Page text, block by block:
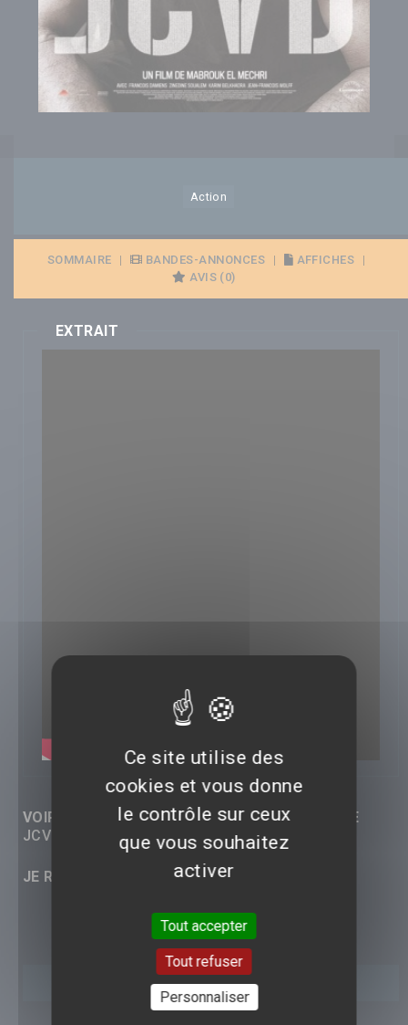
Action
SOMMAIRE | BANDES-ANNONCES | AFFICHES
|
AVIS (0)
EXTRAIT
VOIR LES RÉACTIONS (0) SUR CETTE VIDÉO DE
JCVD
JE RÉAGIS :
Ce site utilise des
cookies et vous donne
le contrôle sur ceux
que vous souhaitez
activer
Tout accepter
Tout refuser
Personnaliser